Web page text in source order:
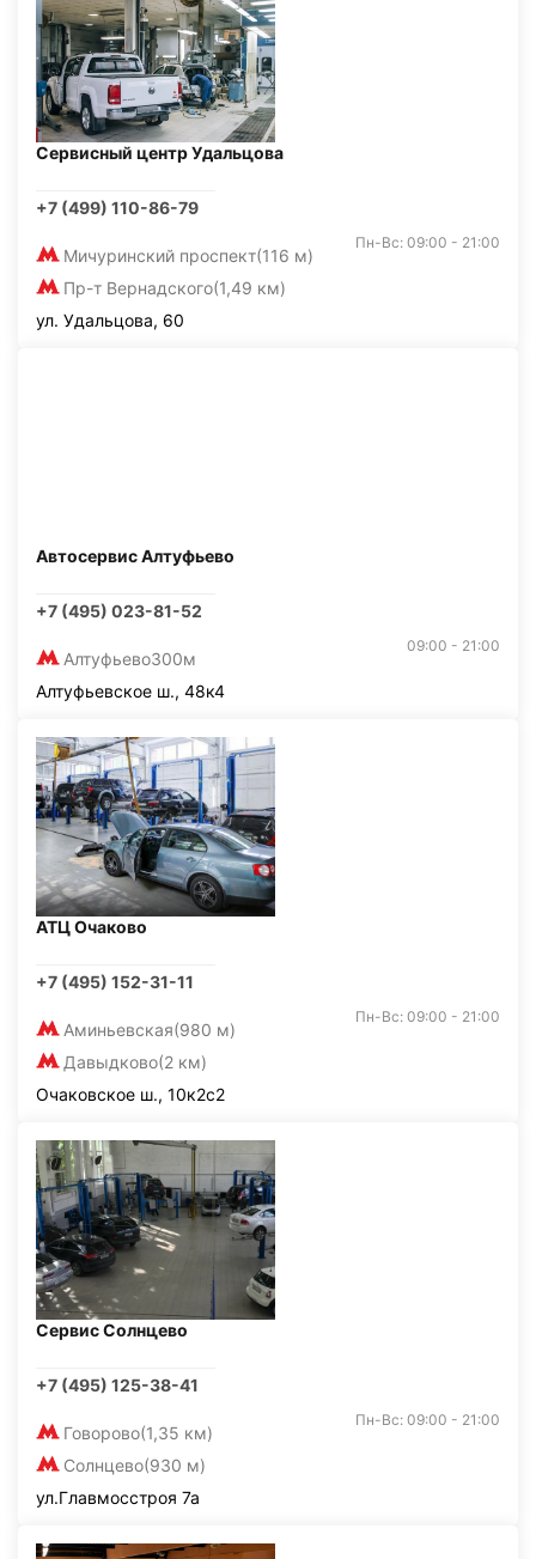
Сервисный центр Удальцова
+7 (499) 110-86-79
Мичуринский проспект(116 м)
Пр-т Вернадского(1,49 км)
Пн-Вс: 09:00 - 21:00
ул. Удальцова, 60
Автосервис Алтуфьево
+7 (495) 023-81-52
Алтуфьево300м
09:00 - 21:00
Алтуфьевское ш., 48к4
АТЦ Очаково
+7 (495) 152-31-11
Аминьевская(980 м)
Давыдково(2 км)
Пн-Вс: 09:00 - 21:00
Очаковское ш., 10к2с2
Сервис Солнцево
+7 (495) 125-38-41
Говорово(1,35 км)
Солнцево(930 м)
Пн-Вс: 09:00 - 21:00
ул.Главмосстроя 7а